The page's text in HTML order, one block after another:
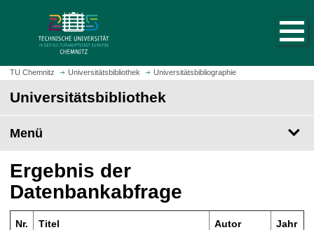
z
m
t
e
i
t
u
f
u
TU Chemnitz Universitätsbibliothek Universitätsbibliographie
Universitätsbibliothek
Menü
Ergebnis der
Datenbankabfrage
Nr. Titel Autor Jahr